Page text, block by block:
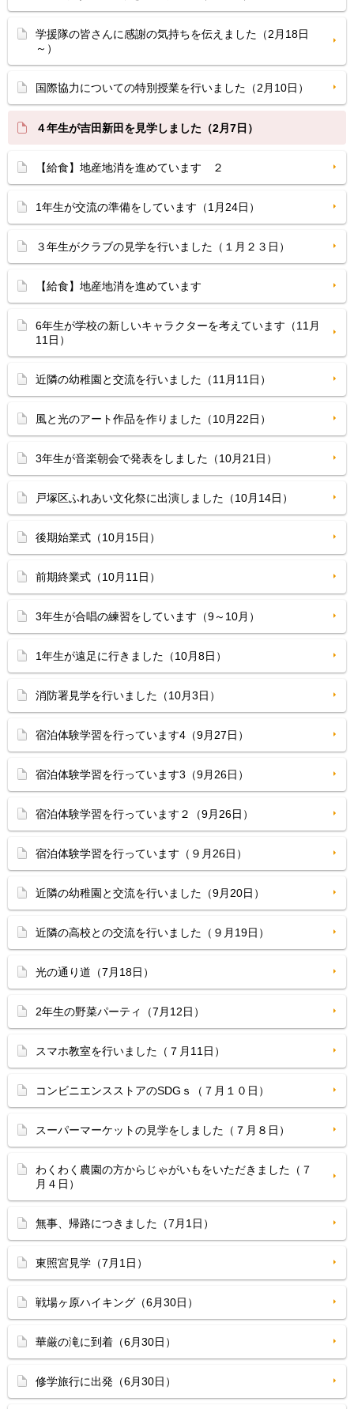
学援隊の皆さんに感謝の気持ちを伝えました（2月18日
～）
国際協力についての特別授業を行いました（2月10日）
４年生が吉田新田を見学しました（2月7日）
【給食】地産地消を進めています ２
1年生が交流の準備をしています（1月24日）
３年生がクラブの見学を行いました（１月２３日）
【給食】地産地消を進めています
6年生が学校の新しいキャラクターを考えています（11月
11日）
近隣の幼稚園と交流を行いました（11月11日）
風と光のアート作品を作りました（10月22日）
3年生が音楽朝会で発表をしました（10月21日）
戸塚区ふれあい文化祭に出演しました（10月14日）
後期始業式（10月15日）
前期終業式（10月11日）
3年生が合唱の練習をしています（9～10月）
1年生が遠足に行きました（10月8日）
消防署見学を行いました（10月3日）
宿泊体験学習を行っています4（9月27日）
宿泊体験学習を行っています3（9月26日）
宿泊体験学習を行っています２（9月26日）
宿泊体験学習を行っています（９月26日）
近隣の幼稚園と交流を行いました（9月20日）
近隣の高校との交流を行いました（９月19日）
光の通り道（7月18日）
2年生の野菜パーティ（7月12日）
スマホ教室を行いました（７月11日）
コンビニエンスストアのSDGｓ（７月１０日）
スーパーマーケットの見学をしました（７月８日）
わくわく農園の方からじゃがいもをいただきました（７
月４日）
無事、帰路につきました（7月1日）
東照宮見学（7月1日）
戦場ヶ原ハイキング（6月30日）
華厳の滝に到着（6月30日）
修学旅行に出発（6月30日）